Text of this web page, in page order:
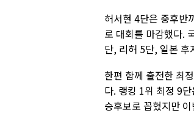
허서현 4단은 중후반
로 대회를 마감했다.
단, 리허 5단, 일본 후
한편 함께 출전한 최
다. 랭킹 1위 최정 9
승후보로 꼽혔지만